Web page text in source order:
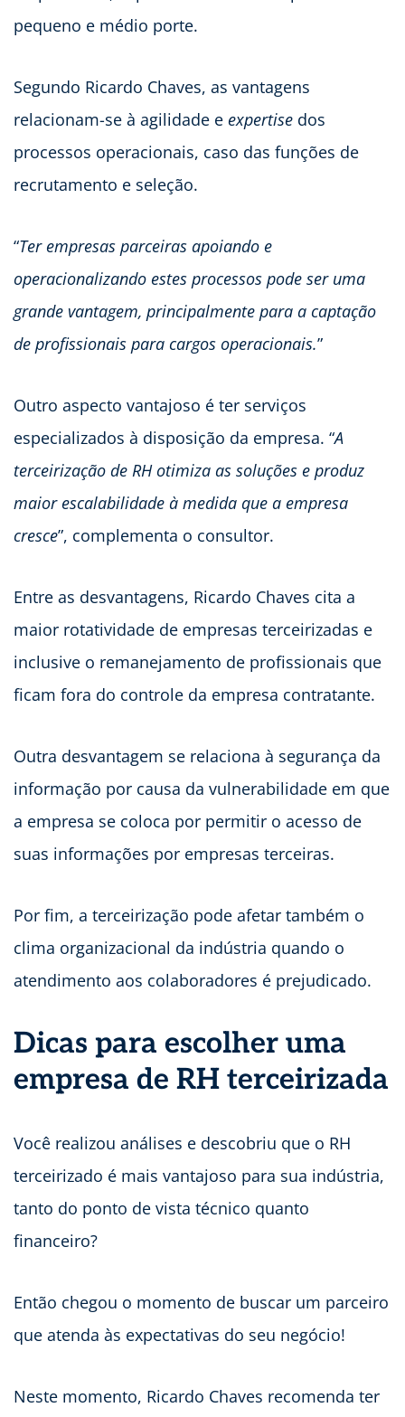
pequeno e médio porte.
Segundo Ricardo Chaves, as vantagens
relacionam-se à agilidade e expertise dos
processos operacionais, caso das funções de
recrutamento e seleção.
“Ter empresas parceiras apoiando e
operacionalizando estes processos pode ser uma
grande vantagem, principalmente para a captação
de profissionais para cargos operacionais.”
Outro aspecto vantajoso é ter serviços
especializados à disposição da empresa. “A
terceirização de RH otimiza as soluções e produz
maior escalabilidade à medida que a empresa
cresce”, complementa o consultor.
Entre as desvantagens, Ricardo Chaves cita a
maior rotatividade de empresas terceirizadas e
inclusive o remanejamento de profissionais que
ficam fora do controle da empresa contratante.
Outra desvantagem se relaciona à segurança da
informação por causa da vulnerabilidade em que
a empresa se coloca por permitir o acesso de
suas informações por empresas terceiras.
Por fim, a terceirização pode afetar também o
clima organizacional da indústria quando o
atendimento aos colaboradores é prejudicado.
Dicas para escolher uma
empresa de RH terceirizada
Você realizou análises e descobriu que o RH
terceirizado é mais vantajoso para sua indústria,
tanto do ponto de vista técnico quanto
financeiro?
Então chegou o momento de buscar um parceiro
que atenda às expectativas do seu negócio!
Neste momento, Ricardo Chaves recomenda ter